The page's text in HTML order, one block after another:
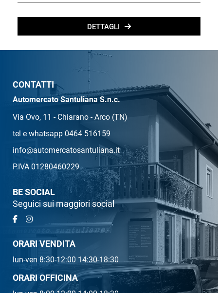
DETTAGLI
CONTATTI
Automercato Santuliana S.n.c.
Via Ovo, 11 - Chiarano - Arco (TN)
tel e whatsapp 0464 516159
info@automercatosantuliana.it
P.IVA 01280460229
BE SOCIAL
Seguici sui maggiori social
ORARI VENDITA
lun-ven 8:30-12:00 14:30-18:30
ORARI OFFICINA